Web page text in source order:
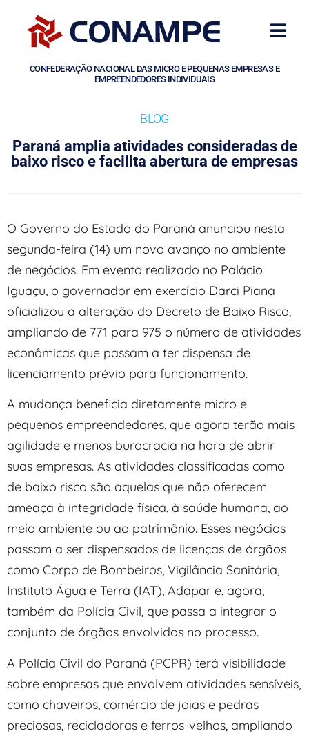
CONFEDERAÇÃO NACIONAL DAS MICRO E PEQUENAS EMPRESAS E
EMPREENDEDORES INDIVIDUAIS
BLOG
Paraná amplia atividades consideradas de
baixo risco e facilita abertura de empresas
O Governo do Estado do Paraná anunciou nesta
segunda-feira (14) um novo avanço no ambiente
de negócios. Em evento realizado no Palácio
Iguaçu, o governador em exercício Darci Piana
oficializou a alteração do Decreto de Baixo Risco,
ampliando de 771 para 975 o número de atividades
econômicas que passam a ter dispensa de
licenciamento prévio para funcionamento.
A mudança beneficia diretamente micro e
pequenos empreendedores, que agora terão mais
agilidade e menos burocracia na hora de abrir
suas empresas. As atividades classificadas como
de baixo risco são aquelas que não oferecem
ameaça à integridade física, à saúde humana, ao
meio ambiente ou ao patrimônio. Esses negócios
passam a ser dispensados de licenças de órgãos
como Corpo de Bombeiros, Vigilância Sanitária,
Instituto Água e Terra (IAT), Adapar e, agora,
também da Polícia Civil, que passa a integrar o
conjunto de órgãos envolvidos no processo.
A Polícia Civil do Paraná (PCPR) terá visibilidade
sobre empresas que envolvem atividades sensíveis,
como chaveiros, comércio de joias e pedras
preciosas, recicladoras e ferros-velhos, ampliando